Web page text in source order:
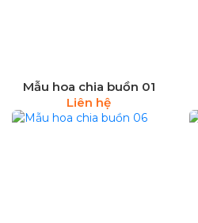
Mẫu hoa chia buồn 01
Liên hệ